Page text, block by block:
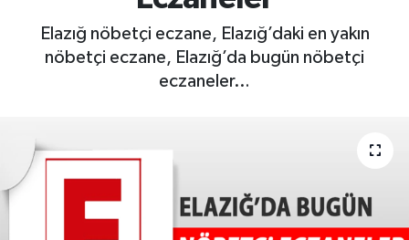
Elazığ nöbetçi eczane, Elazığ’daki en yakın
nöbetçi eczane, Elazığ’da bugün nöbetçi
eczaneler…
EKONOMİ
GENEL
GÜNDEM
Haber Arşivi